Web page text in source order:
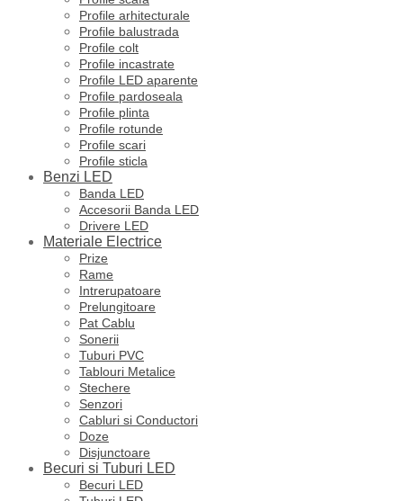
Profile arhitecturale
Profile balustrada
Profile colt
Profile incastrate
Profile LED aparente
Profile pardoseala
Profile plinta
Profile rotunde
Profile scari
Profile sticla
Benzi LED
Banda LED
Accesorii Banda LED
Drivere LED
Materiale Electrice
Prize
Rame
Intrerupatoare
Prelungitoare
Pat Cablu
Sonerii
Tuburi PVC
Tablouri Metalice
Stechere
Senzori
Cabluri si Conductori
Doze
Disjunctoare
Becuri si Tuburi LED
Becuri LED